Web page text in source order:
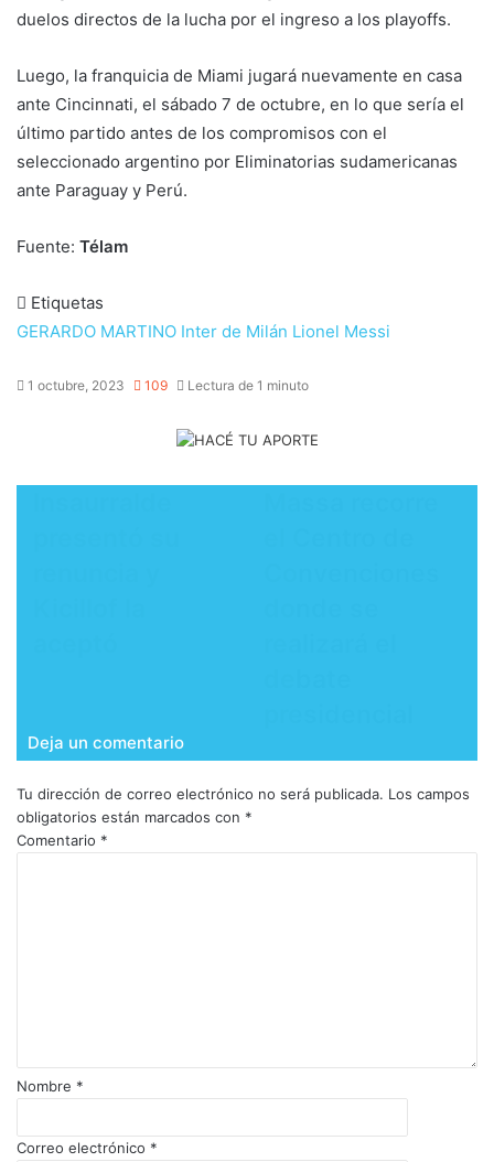
duelos directos de la lucha por el ingreso a los playoffs.
Luego, la franquicia de Miami jugará nuevamente en casa
ante Cincinnati, el sábado 7 de octubre, en lo que sería el
último partido antes de los compromisos con el
seleccionado argentino por Eliminatorias sudamericanas
ante Paraguay y Perú.
Fuente: Télam
Etiquetas
GERARDO MARTINO Inter de Milán Lionel Messi
1 octubre, 2023 109 Lectura de 1 minuto
Deja un comentario
Tu dirección de correo electrónico no será publicada. Los campos
obligatorios están marcados con *
Comentario *
Nombre *
Correo electrónico *